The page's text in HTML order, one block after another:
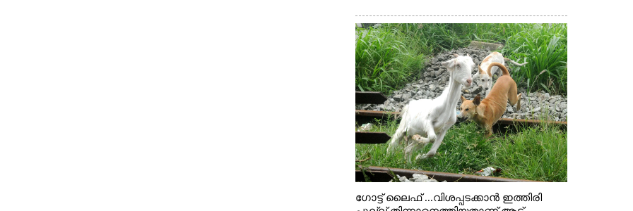
ഗോട്ട് ലൈഫ് ...വിശപ്പടക്കാൻ ഇത്തിരി